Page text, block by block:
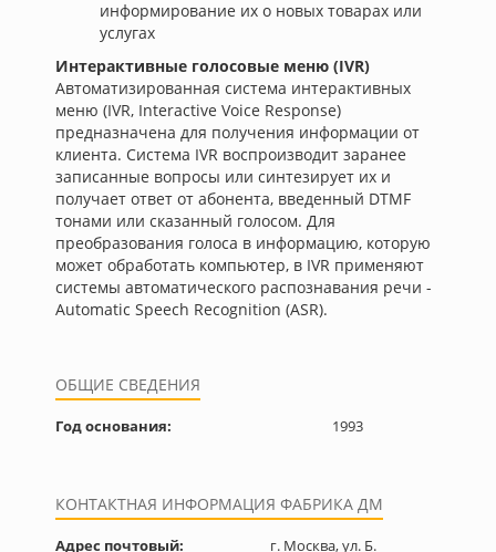
информирование их о новых товарах или
услугах
Интерактивные голосовые меню (IVR)
Автоматизированная система интерактивных
меню (IVR, Interactive Voice Response)
предназначена для получения информации от
клиента. Система IVR воспроизводит заранее
записанные вопросы или синтезирует их и
получает ответ от абонента, введенный DTMF
тонами или сказанный голосом. Для
преобразования голоса в информацию, которую
может обработать компьютер, в IVR применяют
системы автоматического распознавания речи -
Automatic Speech Recognition (ASR).
ОБЩИЕ СВЕДЕНИЯ
Год основания: 1993
КОНТАКТНАЯ ИНФОРМАЦИЯ ФАБРИКА ДМ
Адрес почтовый: г. Москва, ул. Б.